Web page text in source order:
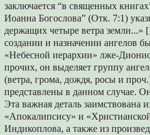
заключается “в священных
Иоанна Богослова” (Отк. 7:1)
держащих четыре ветра земли...»
создании и назначении ангелов
«Небесной иерархии» лже-
прочих, он выделяет группу
(ветра, грома, дождя, росы и
представлены в данном случае.
Эта важная деталь
«Апокалипсису» и
Индикоплова, а также из